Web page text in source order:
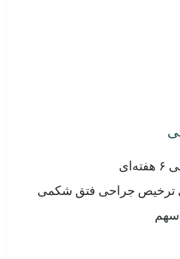
ترخیص جراحی فتق شکمی
سهم